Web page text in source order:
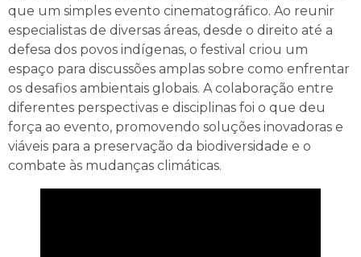
que um simples evento cinematográfico. Ao reunir
especialistas de diversas áreas, desde o direito até a
defesa dos povos indígenas, o festival criou um
espaço para discussões amplas sobre como enfrentar
os desafios ambientais globais. A colaboração entre
diferentes perspectivas e disciplinas foi o que deu
força ao evento, promovendo soluções inovadoras e
viáveis para a preservação da biodiversidade e o
combate às mudanças climáticas.